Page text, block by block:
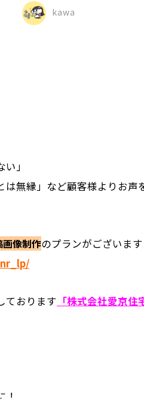
kawa
」
は無縁」など顧客様よりお声
画像制作のプランがございます
ております 「株式会社愛京住